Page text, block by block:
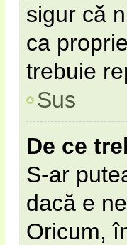
sigur că
ca
trebuie
Sus
De ce
S-ar
dacă e
Oricum,